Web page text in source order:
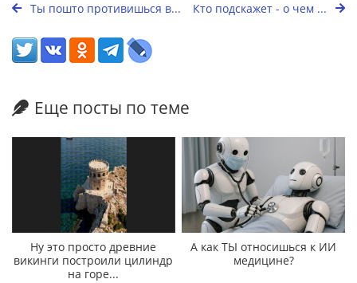
Ты пошто противишься в... Кто подскажет - о чем ...
Еще посты по теме
Ну это просто древние
викинги построили цилиндр
на горе...
А как ТЫ относишься к ИИ
медицине?